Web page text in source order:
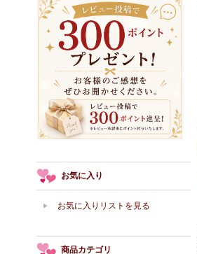
お気に入り
お気に入りリストを見る
商品カテゴリ